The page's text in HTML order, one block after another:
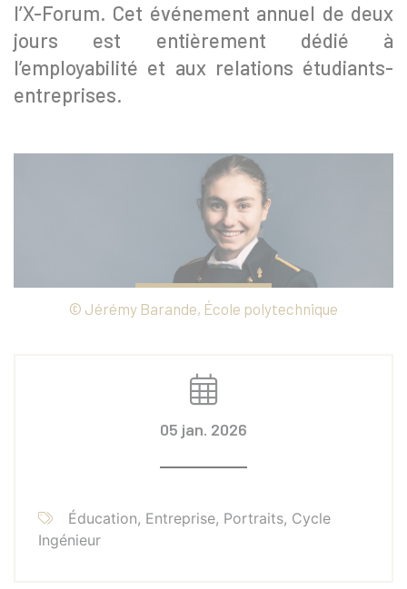
l’X-Forum. Cet événement annuel de deux
jours est entièrement dédié à
l’employabilité et aux relations étudiants-
entreprises.
© Jérémy Barande, École polytechnique
05 jan. 2026
Éducation, Entreprise, Portraits, Cycle
Ingénieur